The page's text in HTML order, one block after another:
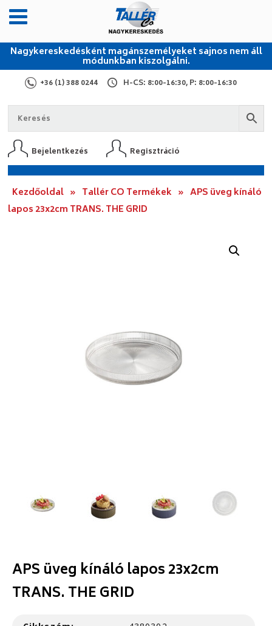
Nagykereskedésként magánszemélyeket sajnos nem áll
módunkban kiszolgálni.
+36 (1) 388 0244 H-CS: 8:00-16:30, P: 8:00-16:30
Bejelentkezés Regisztráció
Kezdőoldal » Tallér CO Termékek » APS üveg kínáló
lapos 23x2cm TRANS. THE GRID
APS üveg kínáló lapos 23x2cm
TRANS. THE GRID